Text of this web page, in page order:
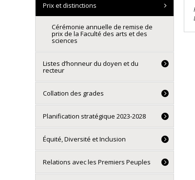
Prix et distinctions
Cérémonie annuelle de remise de
prix de la Faculté des arts et des
sciences
Listes d’honneur du doyen et du
recteur
Collation des grades
Planification stratégique 2023-2028
Équité, Diversité et Inclusion
Relations avec les Premiers Peuples